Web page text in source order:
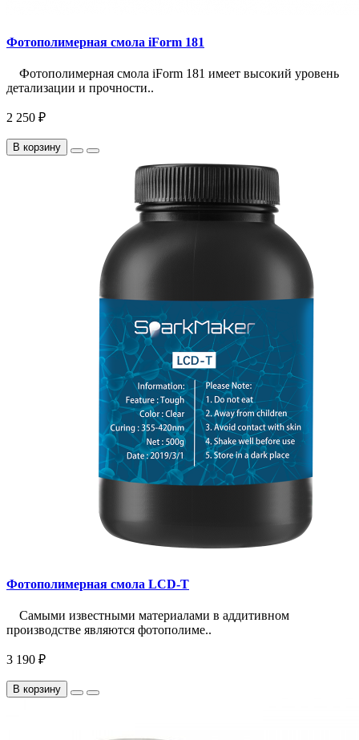
Фотополимерная смола iForm 181
Фотополимерная смола iForm 181 имеет высокий уровень
детализации и прочности..
2 250 ₽
В корзину
Фотополимерная смола LCD-T
Самыми известными материалами в аддитивном
производстве являются фотополиме..
3 190 ₽
В корзину